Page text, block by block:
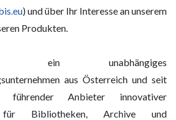
) und über Ihr Interesse an unserem
Produkten.
ein unabhängiges
aus Österreich und seit
Anbieter innovativer
für Bibliotheken, Archive und